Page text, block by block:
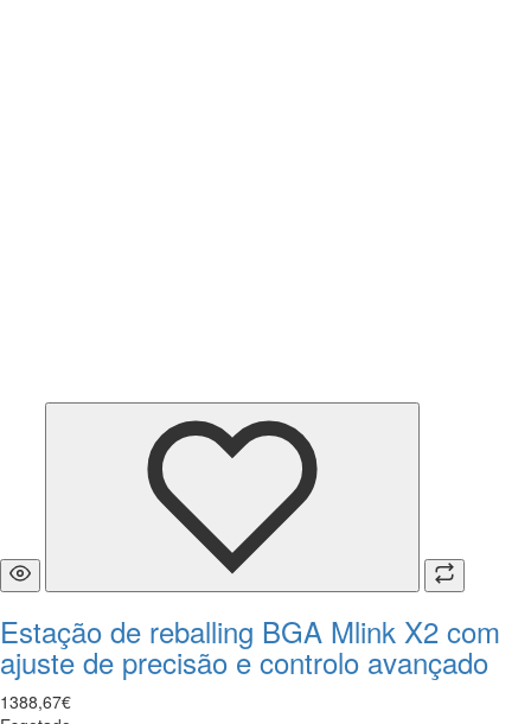
Estação de reballing BGA Mlink X2 com
ajuste de precisão e controlo avançado
1388,67€